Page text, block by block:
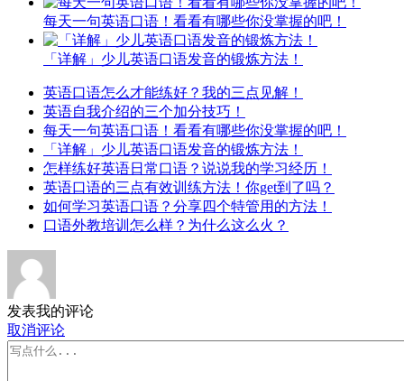
每天一句英语口语！看看有哪些你没掌握的吧！
「详解」少儿英语口语发音的锻炼方法！
英语口语怎么才能练好？我的三点见解！
英语自我介绍的三个加分技巧！
每天一句英语口语！看看有哪些你没掌握的吧！
「详解」少儿英语口语发音的锻炼方法！
怎样练好英语日常口语？说说我的学习经历！
英语口语的三点有效训练方法！你get到了吗？
如何学习英语口语？分享四个特管用的方法！
口语外教培训怎么样？为什么这么火？
发表我的评论
取消评论